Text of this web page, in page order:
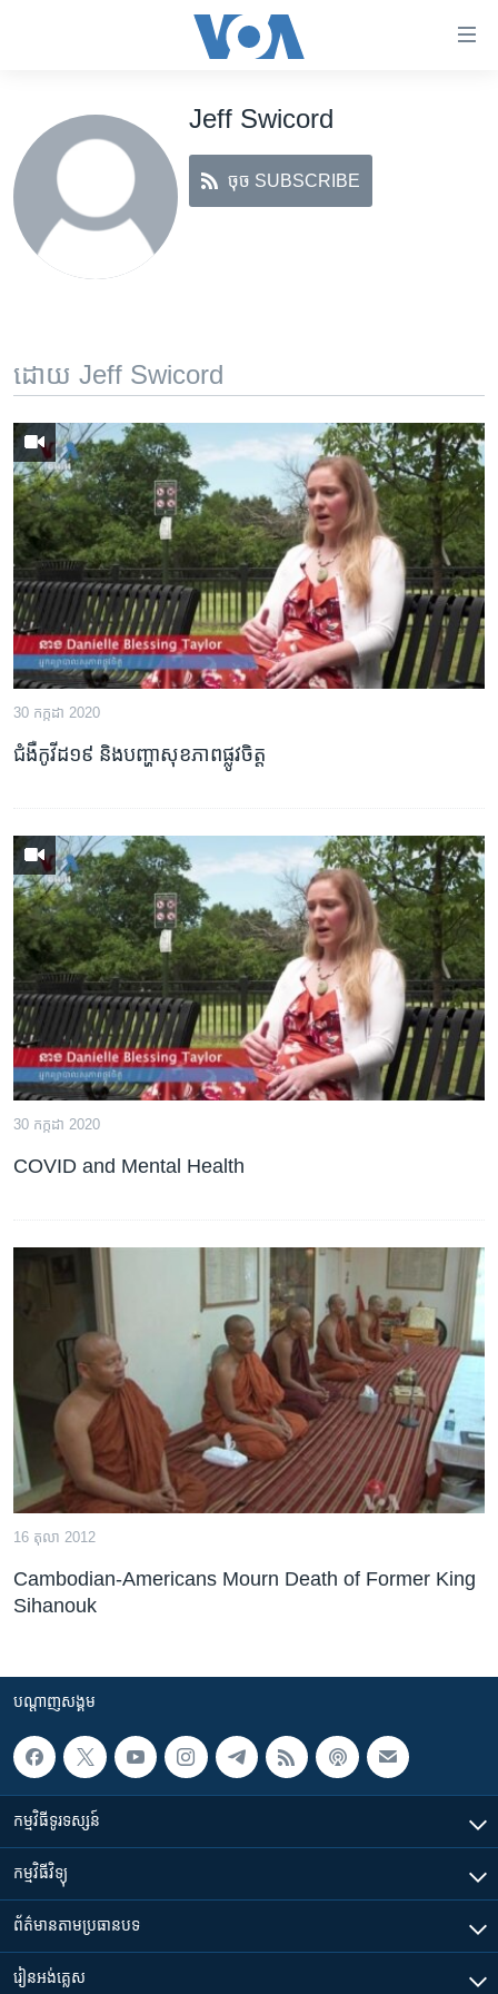
ទាក់ទង
រំលង​
និង​
ចូល​
ទៅ​​
រំលង​
និង​
ចូល​
ទៅ​
ទំព័រ​
រចនា
សម្ព័ន្ធ​
រំលង​
និង​
ចូល​
ទៅ​
កាន់​
ទំព័រ​
ស្វែង​
អន្តរជាតិ
អាមេរិក
ចិន
ហេឡូវីអូអេ
ទូរទស្សន៍ / វីដេអូ​
វិទ្យុ / ផតខាសថ៍
កម្មវិធីទាំងអស់
Khmer English
បណ្តាញ​សង្គម
Jeff Swicord
ចុច SUBSCRIBE
ដោយ Jeff Swicord
30 កក្កដា 2020
ជំងឺ​កូវីដ១៩ និង​បញ្ហា​សុខភាព​ផ្លូវចិត្ត
30 កក្កដា 2020
COVID and Mental Health
16 តុលា 2012
Cambodian-Americans Mourn Death of Former King
Sihanouk
បណ្តាញ​សង្គម
កម្មវិធី​ទូរទស្សន៍
កម្មវិធី​វិទ្យុ
ព័ត៌មាន​តាមប្រធានបទ​
រៀន​​អង់គ្លេស